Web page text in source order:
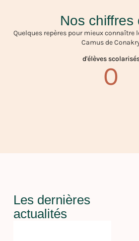
Nos chiffres
Quelques repères pour mieux connaître
Camus de
d'élèves
0
Les dernières
actualités